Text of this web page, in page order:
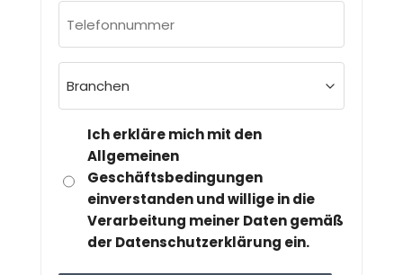
(erforderlich)
(erforderlich)
(erforderlich)
DSGVO
DATENSCHUTZ
(ERFORDERLICH)
Ich erkläre mich mit den
Allgemeinen
Geschäftsbedingungen
einverstanden und willige in die
Verarbeitung meiner Daten gemäß
der Datenschutzerklärung ein.